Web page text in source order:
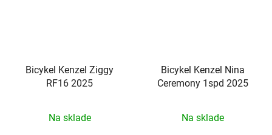
Bicykel Kenzel Ziggy
RF16 2025
Na sklade
Bicykel Kenzel Nina
Ceremony 1spd 2025
Na sklade